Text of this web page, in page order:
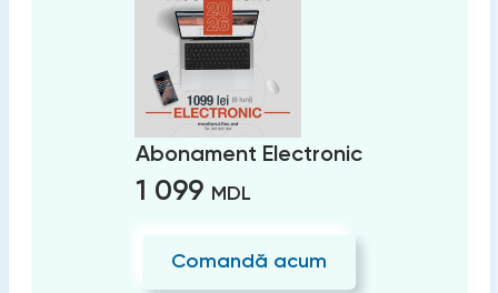
Abonament Electronic
1 099 MDL
Comandă acum